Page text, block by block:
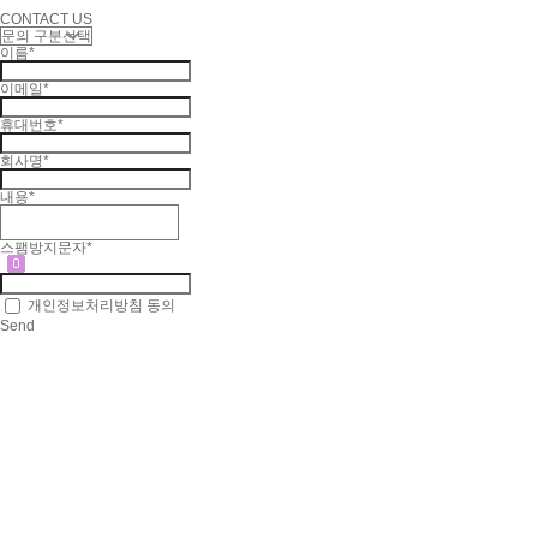
CONTACT US
이름*
이메일*
휴대번호*
회사명*
내용*
스팸방지문자*
개인정보처리방침 동의
Send